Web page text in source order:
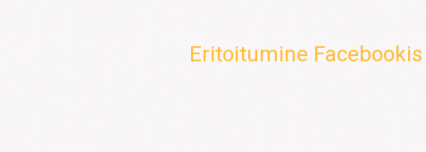
Eritoitumine Facebookis